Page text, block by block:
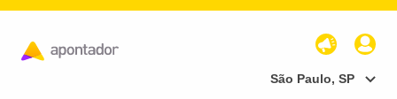
São Paulo, SP